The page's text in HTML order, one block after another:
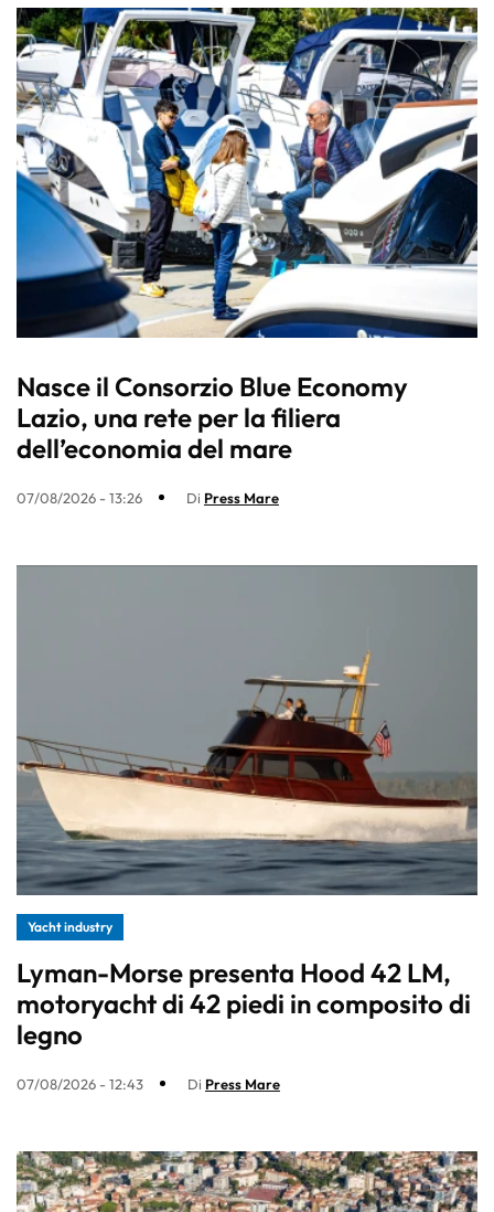
Nasce il Consorzio Blue Economy
Lazio, una rete per la filiera
dell’economia del mare
07/08/2026 - 13:26 Di Press Mare
Yacht industry
Lyman-Morse presenta Hood 42 LM,
motoryacht di 42 piedi in composito di
legno
07/08/2026 - 12:43 Di Press Mare